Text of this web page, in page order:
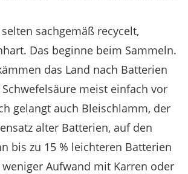
sachgemäß recycelt,
Das beginne beim Sammeln.
das Land nach Batterien
meist einfach vor
gelangt auch Bleischlamm, der
alter Batterien, auf den
bis zu 15 % leichteren Batterien
Aufwand mit Karren oder